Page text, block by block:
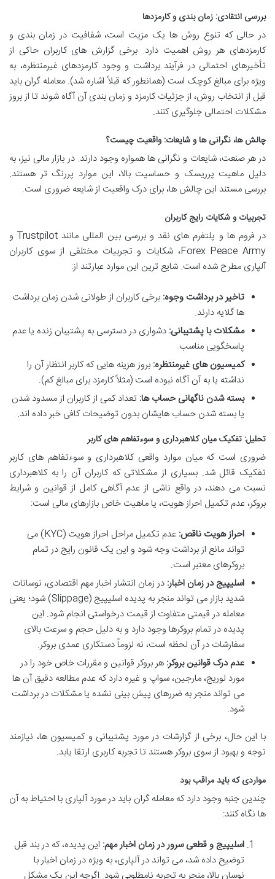
بررسی انتقادی: زمان بندی و کارمزدها
در حالی که تنوع روش ها یک مزیت است، شفافیت در زمان بندی و
کارمزدهای هر روش اهمیت دارد. برخی گزارش های کاربران حاکی از
تأخیرهای احتمالی در فرآیند برداشت و وجود کارمزدهای غیرمنتظره، به
ویژه برای مبالغ کوچک است (همانطور که قبلاً اشاره شد). معامله گران باید
قبل از انتخاب روش، از جزئیات کارمزد و زمان بندی آن آگاه شوند تا از بروز
مشکلات احتمالی جلوگیری کنند.
چالش ها، نگرانی ها و شایعات: واقعیت چیست؟
در هر صنعت، شایعات و نگرانی ها همواره وجود دارند. در بازار مالی نیز، به
دلیل ماهیت پرریسک و حساسیت بالا، این موارد پررنگ تر هستند.
بررسی مستند این چالش ها، برای درک واقعیت از شایعه ضروری است.
تجربیات و شکایات رایج کاربران
در فروم ها و پلتفرم های نقد و بررسی بین المللی مانند Trustpilot و
Forex Peace Army، شکایات و تجربیات مختلفی از سوی کاربران
آلپاری مطرح شده است. شایع ترین این موارد عبارتند از:
تاخیر در برداشت وجوه: برخی کاربران از طولانی شدن زمان برداشت
ها گلایه دارند.
مشکلات با پشتیبانی: دشواری در دسترسی به پشتیبان زنده یا عدم
پاسخگویی مناسب.
کمیسیون های غیرمنتظره: بروز هزینه هایی که کاربر انتظار آن را
نداشته یا به آن آگاه نبوده است (مثلاً کارمزد برای مبالغ کم).
بسته شدن ناگهانی حساب ها: تعداد کمی از کاربران از مسدود شدن
یا بسته شدن حساب هایشان بدون توضیحات کافی خبر داده اند.
تحلیل: تفکیک میان کلاهبرداری و سوءتفاهم های کاربر
ضروری است که میان موارد واقعی کلاهبرداری و سوءتفاهم های کاربر
تفکیک قائل شد. بسیاری از مشکلاتی که کاربران آن را به کلاهبرداری
نسبت می دهند، در واقع ناشی از عدم آگاهی کامل از قوانین و شرایط
بروکر، عدم تکمیل احراز هویت، یا ماهیت خاص بازارهای مالی است:
احراز هویت ناقص:
عدم تکمیل مراحل احراز هویت (KYC) می
تواند مانع از برداشت وجه شود و این یک قانون رایج در تمام
بروکرهای معتبر است.
اسلیپیج در زمان اخبار: در زمان انتشار اخبار مهم اقتصادی، نوسانات
شدید بازار می تواند منجر به پدیده اسلیپیج (Slippage) شود؛ یعنی
معامله در قیمتی متفاوت از قیمت درخواستی انجام شود. این
پدیده در تمام بروکرها وجود دارد و به دلیل حجم و سرعت بالای
سفارشات در آن لحظه است، نه لزوماً دستکاری عمدی بروکر.
عدم درک قوانین بروکر: هر بروکر قوانین و مقررات خاص خود را در
مورد لوریج، مارجین، سواپ و غیره دارد که عدم مطالعه دقیق آن ها
می تواند منجر به ضررهای پیش بینی نشده یا مشکلات در برداشت
شود.
با این حال، برخی از گزارشات در مورد پشتیبانی و کمیسیون ها، نیازمند
توجه و بهبود از سوی بروکر هستند تا تجربه کاربری ارتقا یابد.
مواردی که باید مراقب بود
چندین جنبه وجود دارد که معامله گران باید در مورد آلپاری با احتیاط به آن
ها نگاه کنند:
اسلیپیج و قطعی سرور در زمان اخبار مهم: این پدیده، که در بند قبل
توضیح داده شد، می تواند در آلپاری، به ویژه در زمان اخبار با
نوسان بالا، منجر به تجربه نامطلوبی شود. اگرچه این یک مشکل